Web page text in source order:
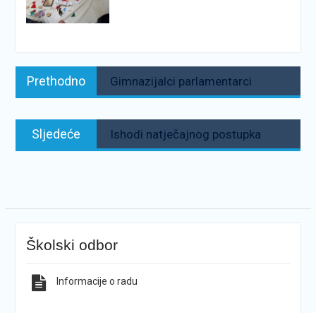
Navigacija
objava
Prethodno Gimnazijalci parlamentarci
Sljedeće Ishodi natječajnog postupka
Školski odbor
Informacije o radu